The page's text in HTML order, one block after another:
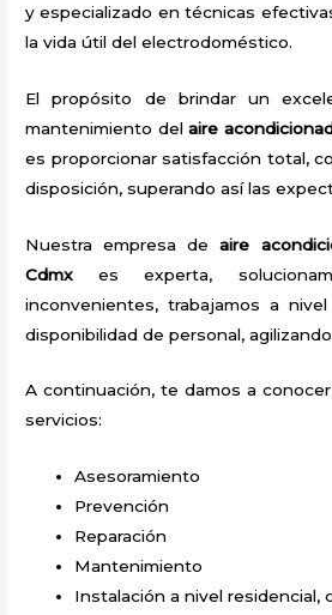
y especializado en técnicas
la vida útil del electrodoméstico.
El propósito de brindar un
mantenimiento delaire
es proporcionar satisfacción total,
disposición, superando así las
Nuestra empresa deaire
Cdmx es experta,
inconvenientes, trabajamos a
disponibilidad de personal,
A continuación, te damos a
servicios:
Asesoramiento
Prevención
Reparación
Mantenimiento
Instalación a nivel residencial,